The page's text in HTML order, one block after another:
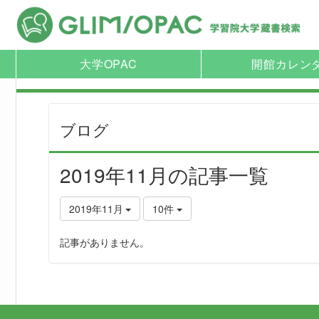
大学OPAC 開館カレン
ブログ
2019年11月の記事一覧
2019年11月 10件
記事がありません。